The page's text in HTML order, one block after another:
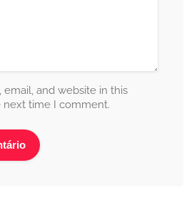
email, and website in this
next time I comment.